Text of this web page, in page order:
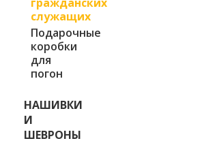
служащих
Подарочные
коробки
для
погон
НАШИВКИ
И
ШЕВРОНЫ